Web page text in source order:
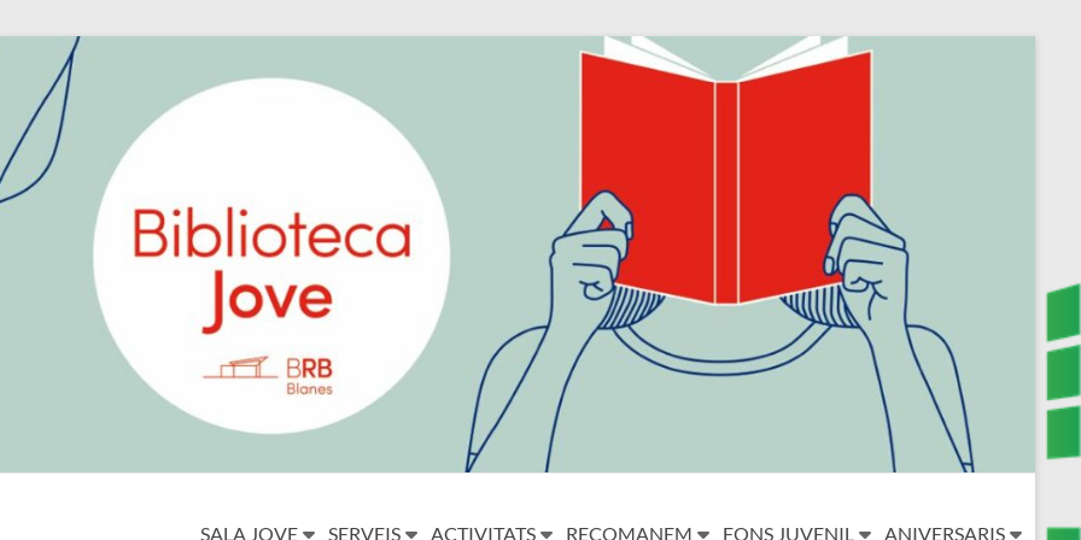
SALA JOVE SERVEIS ACTIVITATS RECOMANEM FONS JUVENIL ANIVERSARIS